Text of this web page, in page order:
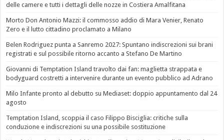
delle camere e tutti i dettagli delle nozze in Costiera Amalfitana
Morto Don Antonio Mazzi: il commosso addio di Mara Venier, Renato
Zero e il lutto cittadino proclamato a Milano
Belen Rodriguez punta a Sanremo 2027: Spuntano indiscrezioni sui brani
registrati e sul possibile ritorno accanto a Stefano De Martino
Giovanni di Temptation Island travolto dai fan: maglietta strappata e
bodyguard costretti a intervenire durante un evento pubblico ad Adrano
Milo Infante pronto al debutto su Mediaset: doppio appuntamento dal 24
agosto
Temptation Island, scoppia il caso Filippo Bisciglia: critiche sulla
conduzione e indiscrezioni su una possibile sostituzione